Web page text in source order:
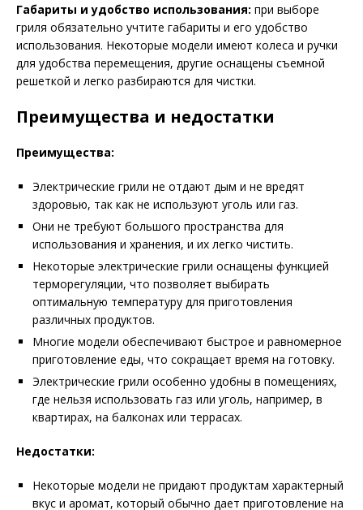
Габариты и удобство использования: при выборе
гриля обязательно учтите габариты и его удобство
использования. Некоторые модели имеют колеса и ручки
для удобства перемещения, другие оснащены съемной
решеткой и легко разбираются для чистки.
Преимущества и недостатки
Преимущества:
Электрические грили не отдают дым и не вредят
здоровью, так как не используют уголь или газ.
Они не требуют большого пространства для
использования и хранения, и их легко чистить.
Некоторые электрические грили оснащены функцией
терморегуляции, что позволяет выбирать
оптимальную температуру для приготовления
различных продуктов.
Многие модели обеспечивают быстрое и равномерное
приготовление еды, что сокращает время на готовку.
Электрические грили особенно удобны в помещениях,
где нельзя использовать газ или уголь, например, в
квартирах, на балконах или террасах.
Недостатки:
Некоторые модели не придают продуктам характерный
вкус и аромат, который обычно дает приготовление на